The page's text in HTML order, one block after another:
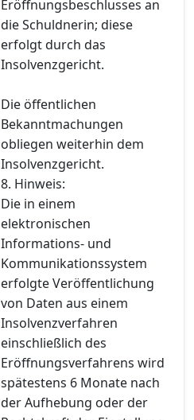
Eröffnungsbeschlusses an
die Schuldnerin; diese
erfolgt durch das
Insolvenzgericht.
Die öffentlichen
Bekanntmachungen
obliegen weiterhin dem
Insolvenzgericht.
8. Hinweis:
Die in einem
elektronischen
Informations- und
Kommunikationssystem
erfolgte Veröffentlichung
von Daten aus einem
Insolvenzverfahren
einschließlich des
Eröffnungsverfahrens wird
spätestens 6 Monate nach
der Aufhebung oder der